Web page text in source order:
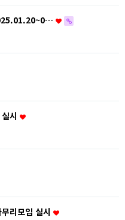
시
리모임 실시